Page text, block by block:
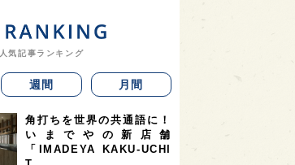
人気記事ランキング
週間 月間
角打ちを世界の共通語に！
いまでやの新店舗
「IMADEYA KAKU-UCHI